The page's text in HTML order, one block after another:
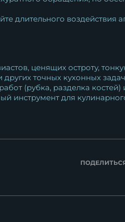
длительного воздействия
ценящих остроту,
точных кухонных
(рубка, разделка костей)
инструмент для